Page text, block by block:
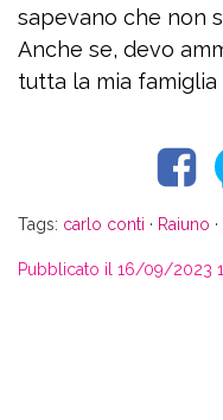
sapevano che non
Anche se, devo
tutta la mia famiglia
Tags: carlo conti · Raiuno ·
Pubblicato il 16/09/2023